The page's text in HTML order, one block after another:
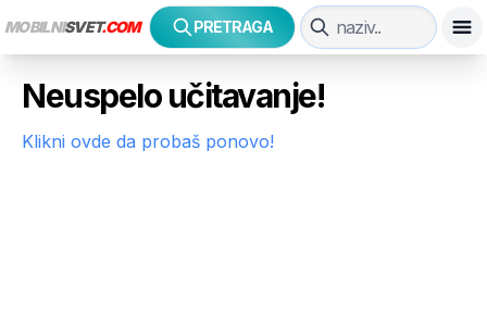
MOBILNISVET.COM PRETRAGA
Neuspelo učitavanje!
Klikni ovde da probaš ponovo!